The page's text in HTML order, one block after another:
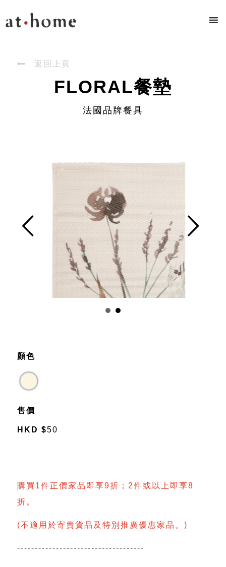
 返回上頁
FLORAL餐墊
法國品牌餐具
Prev
顏色
售價
HKD $50
購買1件正價家品即享9折；2件或以上即享8
折。
(不適用於寄賣貨品及特別推廣優惠家品。)
------------------------------------